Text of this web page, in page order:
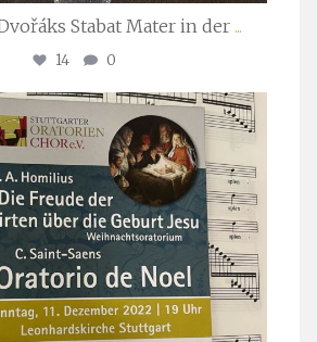
Stabat Mater in der ...
14 0
stuttgarter_oratorienchor
Nov. 29